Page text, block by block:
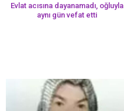
Evlat acısına dayanamadı, oğluyla
aynı gün vefat etti